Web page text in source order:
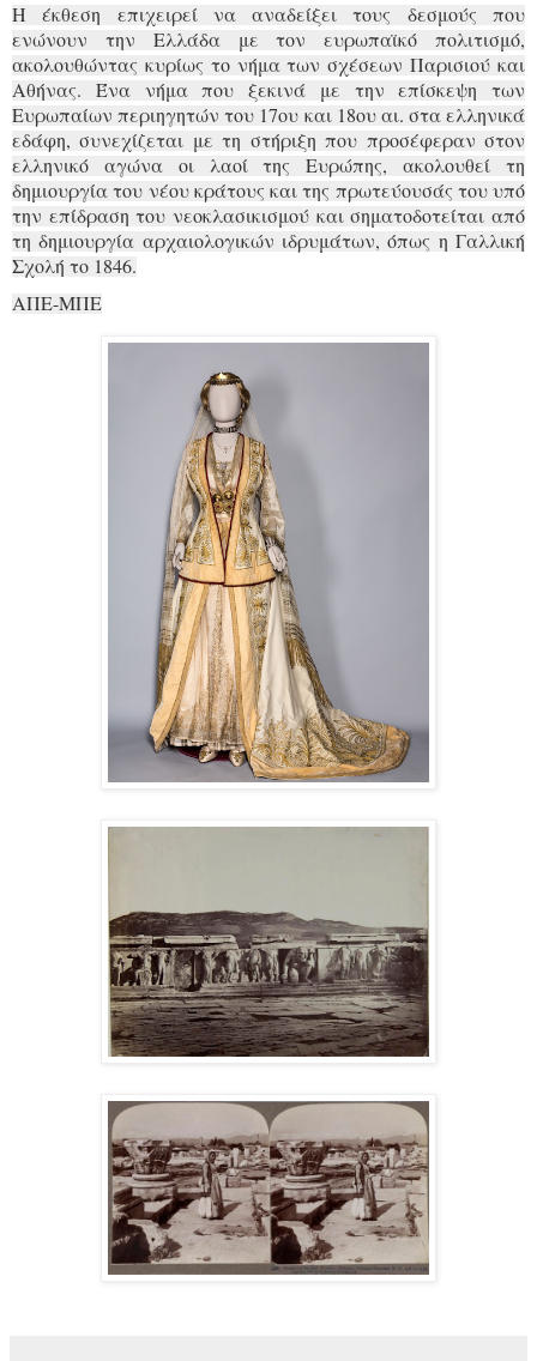
Η έκθεση επιχειρεί να αναδείξει τους δεσμούς που
ενώνουν την Ελλάδα με τον ευρωπαϊκό πολιτισμό,
ακολουθώντας κυρίως το νήμα των σχέσεων Παρισιού και
Αθήνας. Ένα νήμα που ξεκινά με την επίσκεψη των
Ευρωπαίων περιηγητών του 17ου και 18ου αι. στα ελληνικά
εδάφη, συνεχίζεται με τη στήριξη που προσέφεραν στον
ελληνικό αγώνα οι λαοί της Ευρώπης, ακολουθεί τη
δημιουργία του νέου κράτους και της πρωτεύουσάς του υπό
την επίδραση του νεοκλασικισμού και σηματοδοτείται από
τη δημιουργία αρχαιολογικών ιδρυμάτων, όπως η Γαλλική
Σχολή το 1846.
ΑΠΕ-ΜΠΕ